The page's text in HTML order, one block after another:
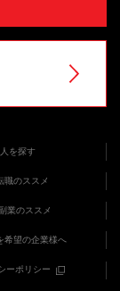
を探す
職のススメ
業のススメ
希望の企業様へ
ーポリシー